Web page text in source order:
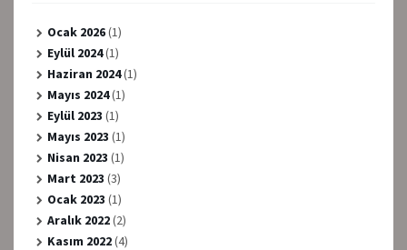
Ocak 2026(1)
Eylül 2024(1)
Haziran 2024(1)
Mayıs 2024(1)
Eylül 2023 (1)
Mayıs 2023 (1)
Nisan 2023 (1)
Mart 2023 (3)
Ocak 2023 (1)
Aralık 2022(2)
Kasım 2022(4)